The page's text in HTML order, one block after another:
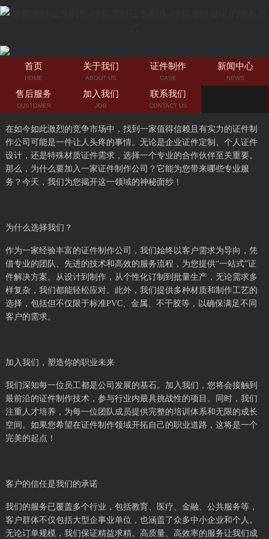
首页
HOME
关于我们
ABOUT US
证件制作
CASE
新闻中心
NEWS
售后服务
CUSTOMER
加入我们
JOB
联系我们
CONTACT US
在如今如此激烈的竞争市场中，找到一家值得信赖且有实力的证件制
作公司可能是一件让人头疼的事情。无论是企业证件定制、个人证件
设计，还是特殊材质证件需求，选择一个专业的合作伙伴至关重要。
那么，为什么要加入一家证件制作公司？它能为您带来哪些专业服
务？今天，我们为您揭开这一领域的神秘面纱！
为什么选择我们？
作为一家经验丰富的证件制作公司，我们始终以客户需求为导向，凭
借专业的团队、先进的技术和高效的服务流程，为您提供“一站式”证
件解决方案。从设计到制作，从个性化订制到批量生产，无论需求多
样复杂，我们都能轻松应对。此外，我们提供多种材质和制作工艺的
选择，包括但不仅限于标准PVC、金属、不干胶等，以确保满足不同
客户的需求。
加入我们，塑造你的职业未来
我们深知每一位员工都是公司发展的基石。加入我们，您将会接触到
最前沿的证件制作技术，参与行业内最具挑战性的项目。同时，我们
注重人才培养，为每一位团队成员提供完整的培训体系和无限的成长
空间。如果您希望在证件制作领域开拓自己的职业道路，这将是一个
完美的起点！
客户的信任是我们的承诺
我们的服务已覆盖多个行业，包括教育、医疗、金融、公共服务等，
客户群体不仅包括大型企事业单位，也涵盖了众多中小企业和个人。
无论订单规模，我们保证精益求精。高质量、高效率的服务让我们成